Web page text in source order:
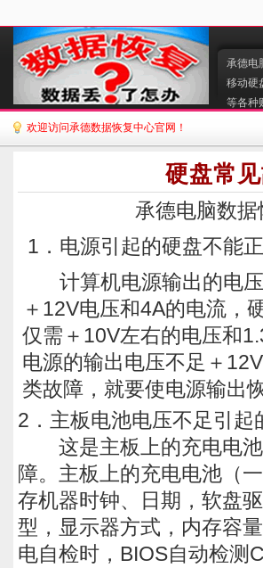
承德电
移动硬
等各种
欢迎访问承德数据恢复中心官网！
硬盘常
承德电脑数
1．电源引起的硬盘不能
计算机电源输出的电压
＋12V电压和4A的电流，
仅需＋10V左右的电压和
电源的输出电压不足＋
类故障，就要使电源输出
2．主板电池电压不足引
这是主板上的充电电池
障。主板上的充电电池（
存机器时钟、日期，软盘
型，显示器方式，内存容
电自检时，BIOS自动检测